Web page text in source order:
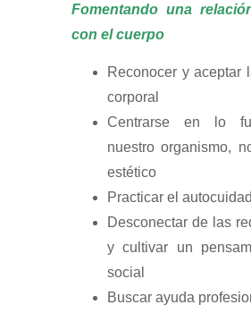
Fomentando una
con el cuerpo
Reconocer y aceptar
corporal
Centrarse en lo
nuestro organismo,
estético
Practicar el
Desconectar de las
y cultivar un
social
Buscar ayuda